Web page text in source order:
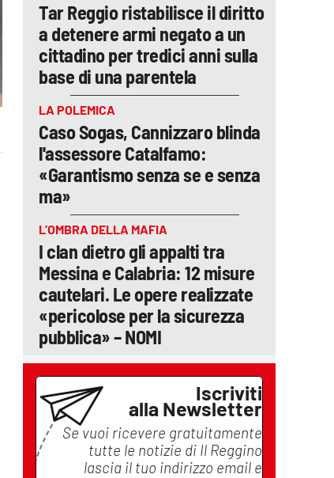
Tar Reggio ristabilisce il diritto
a detenere armi negato a un
cittadino per tredici anni sulla
base di una parentela
LA POLEMICA
Caso Sogas, Cannizzaro blinda
l'assessore Catalfamo:
«Garantismo senza se e senza
ma»
L’OMBRA DELLA MAFIA
I clan dietro gli appalti tra
Messina e Calabria: 12 misure
cautelari. Le opere realizzate
«pericolose per la sicurezza
pubblica» – NOMI
Iscriviti
alla Newsletter
Se vuoi ricevere gratuitamente
tutte le notizie di Il Reggino
lascia il tuo indirizzo email e